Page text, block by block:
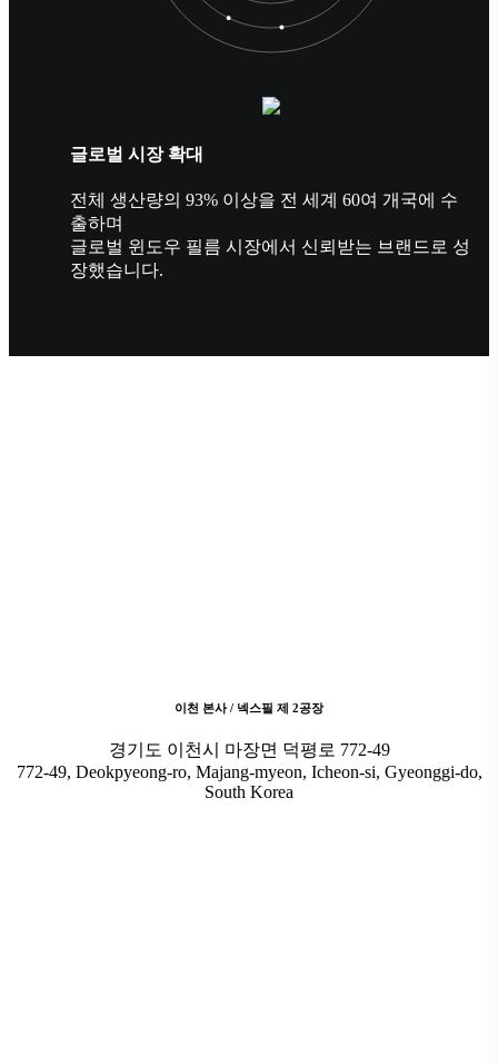
글로벌 시장 확대
전체 생산량의 93% 이상을 전 세계 60여 개국에 수
출하며
글로벌 윈도우 필름 시장에서 신뢰받는 브랜드로 성
장했습니다.
이천 본사 / 넥스필 제 2공장
경기도 이천시 마장면 덕평로 772-49
772-49, Deokpyeong-ro, Majang-myeon, Icheon-si, Gyeonggi-do,
South Korea